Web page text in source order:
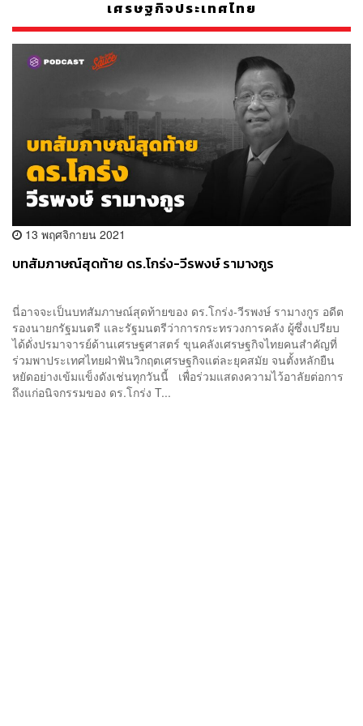
เศรษฐกิจประเทศไทย
13 พฤศจิกายน 2021
บทสัมภาษณ์สุดท้าย ดร.โกร่ง-วีรพงษ์ รามางกูร
นี่อาจจะเป็นบทสัมภาษณ์สุดท้ายของ ดร.โกร่ง-วีรพงษ์ รามางกูร อดีต
รองนายกรัฐมนตรี และรัฐมนตรีว่าการกระทรวงการคลัง ผู้ซึ่งเปรียบ
ได้ดั่งปรมาจารย์ด้านเศรษฐศาสตร์ ขุนคลังเศรษฐกิจไทยคนสำคัญที่
ร่วมพาประเทศไทยฝ่าฟันวิกฤตเศรษฐกิจแต่ละยุคสมัย จนตั้งหลักยืน
หยัดอย่างเข้มแข็งดังเช่นทุกวันนี้ เพื่อร่วมแสดงความไว้อาลัยต่อการ
ถึงแก่อนิจกรรมของ ดร.โกร่ง T...